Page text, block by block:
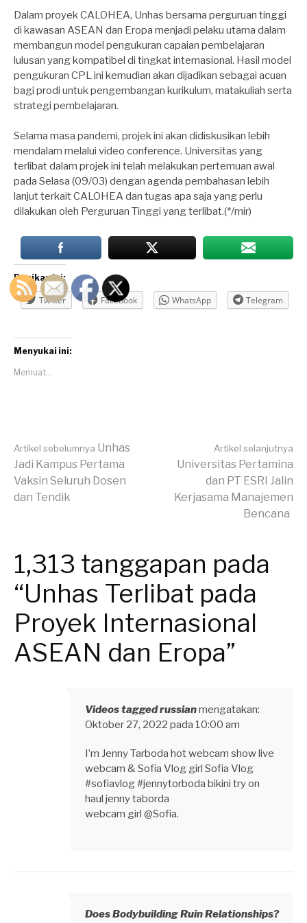
Dalam proyek CALOHEA, Unhas bersama perguruan tinggi
di kawasan ASEAN dan Eropa menjadi pelaku utama dalam
membangun model pengukuran capaian pembelajaran
lulusan yang kompatibel di tingkat internasional. Hasil model
pengukuran CPL ini kemudian akan dijadikan sebagai acuan
bagi prodi untuk pengembangan kurikulum, matakuliah serta
strategi pembelajaran.
Selama masa pandemi, projek ini akan didiskusikan lebih
mendalam melalui video conference. Universitas yang
terlibat dalam projek ini telah melakukan pertemuan awal
pada Selasa (09/03) dengan agenda pembahasan lebih
lanjut terkait CALOHEA dan tugas apa saja yang perlu
dilakukan oleh Perguruan Tinggi yang terlibat.(*/mir)
Bagikan ini:
Twitter Facebook WhatsApp Telegram
Menyukai ini:
Memuat...
Lanjut
Membaca
Artikel sebelumnya Unhas
Jadi Kampus Pertama
Vaksin Seluruh Dosen
dan Tendik
Artikel selanjutnya
Universitas Pertamina
dan PT ESRI Jalin
Kerjasama Manajemen
Bencana
1,313 tanggapan pada
“Unhas Terlibat pada
Proyek Internasional
ASEAN dan Eropa”
Videos tagged russianmengatakan:
Oktober 27, 2022 pada 10:00 am
I’m Jenny Tarboda hot webcam show live
webcam & Sofia Vlog girl Sofia Vlog
#sofiavlog #jennytorboda bikini try on
haul jenny taborda
webcam girl @Sofia.
Does Bodybuilding Ruin Relationships?